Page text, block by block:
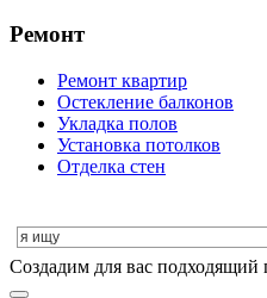
Ремонт
Ремонт квартир
Остекление балконов
Укладка полов
Установка потолков
Отделка стен
Cоздадим для вас подходящий